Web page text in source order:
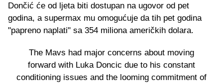
Dončić će od ljeta biti dostupan na ugovor od pet
godina, a supermax mu omogućuje da tih pet godina
"papreno naplati" sa 354 miliona američkih dolara.
The Mavs had major concerns about moving
forward with Luka Doncic due to his constant
conditioning issues and the looming commitment of